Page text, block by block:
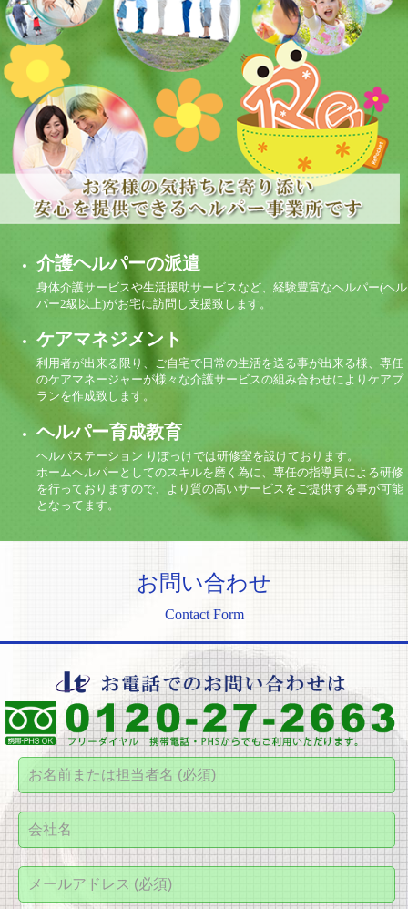
介護ヘルパーの派遣
身体介護サービスや生活援助サービスなど、経験豊富なヘルパー(ヘル
パー2級以上)がお宅に訪問し支援致します。
ケアマネジメント
利用者が出来る限り、ご自宅で日常の生活を送る事が出来る様、専任
のケアマネージャーが様々な介護サービスの組み合わせによりケアプ
ランを作成致します。
ヘルパー育成教育
ヘルパステーション りぽっけでは研修室を設けております。
ホームヘルパーとしてのスキルを磨く為に、専任の指導員による研修
を行っておりますので、より質の高いサービスをご提供する事が可能
となってます。
お問い合わせ
Contact Form